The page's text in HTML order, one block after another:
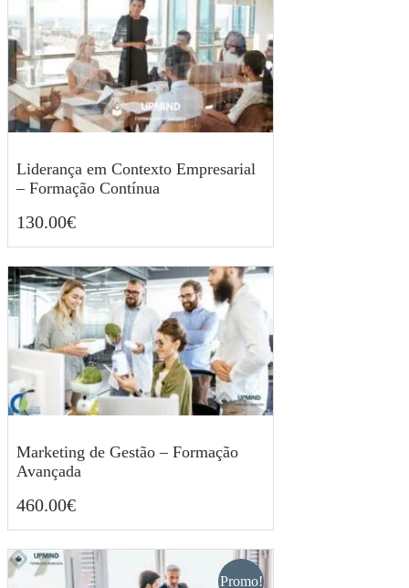
Liderança em Contexto Empresarial
– Formação Contínua
130.00€
Marketing de Gestão – Formação
Avançada
460.00€
Promo!